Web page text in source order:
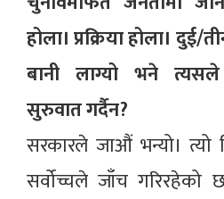
होला। प्रक्रिया होला। दुई/
बानी लाग्यो भने त्यसले
सुरुवात गर्दैन?
सरकारले जाऔं भन्यो।
सर्वोच्चले जाँच गरिरहेको